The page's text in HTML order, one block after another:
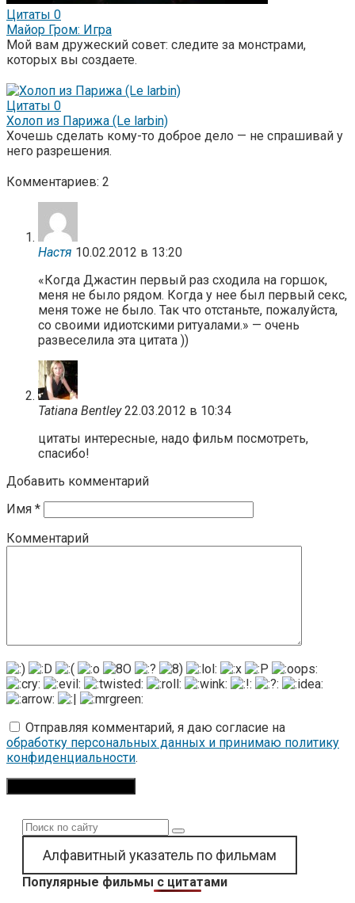
Цитаты 0
Майор Гром: Игра
Мой вам дружеский совет: следите за монстрами,
которых вы создаете.
Цитаты 0
Холоп из Парижа (Le larbin)
Хочешь сделать кому-то доброе дело — не спрашивай у
него разрешения.
Комментариев: 2
Настя 10.02.2012 в 13:20
«Когда Джастин первый раз сходила на горшок,
меня не было рядом. Когда у нее был первый секс,
меня тоже не было. Так что отстаньте, пожалуйста,
со своими идиотскими ритуалами.» — очень
развеселила эта цитата ))
Tatiana Bentley 22.03.2012 в 10:34
цитаты интересные, надо фильм посмотреть,
спасибо!
Добавить комментарий
Имя *
Комментарий
Отправляя комментарий, я даю согласие на
обработку персональных данных и принимаю политику
конфиденциальности.
Поиск:
Алфавитный указатель по фильмам
Популярные фильмы с цитатами